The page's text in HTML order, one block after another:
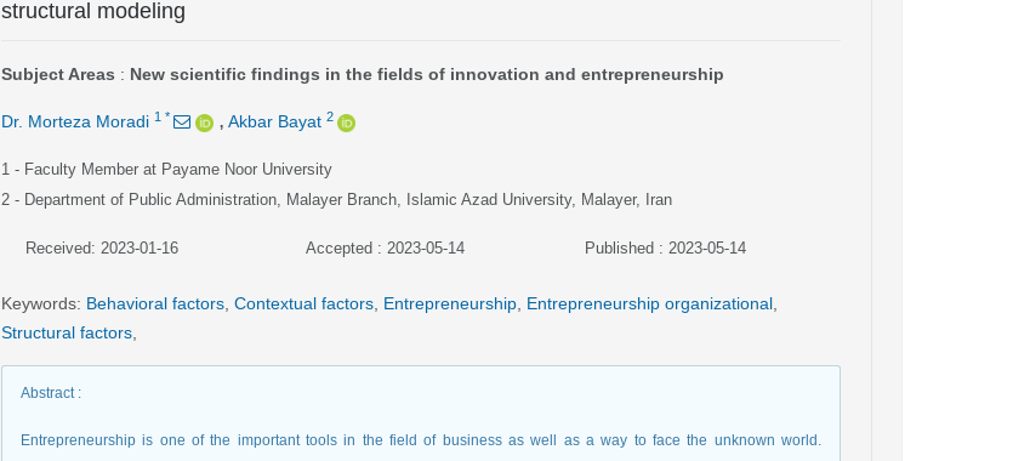
structural modeling
Subject Areas : New scientific findings in the fields of innovation and entrepreneurship
Dr. Morteza Moradi 1 * , Akbar Bayat 2
1 - Faculty Member at Payame Noor University
2 - Department of Public Administration, Malayer Branch, Islamic Azad University, Malayer, Iran
Received: 2023-01-16 Accepted : 2023-05-14 Published : 2023-05-14
Keywords: Behavioral factors Contextual factors Entrepreneurship Entrepreneurship organizational
Structural factors
Abstract:
Entrepreneurship is one of the important tools in the field of business as well as a way to face the unknown world.